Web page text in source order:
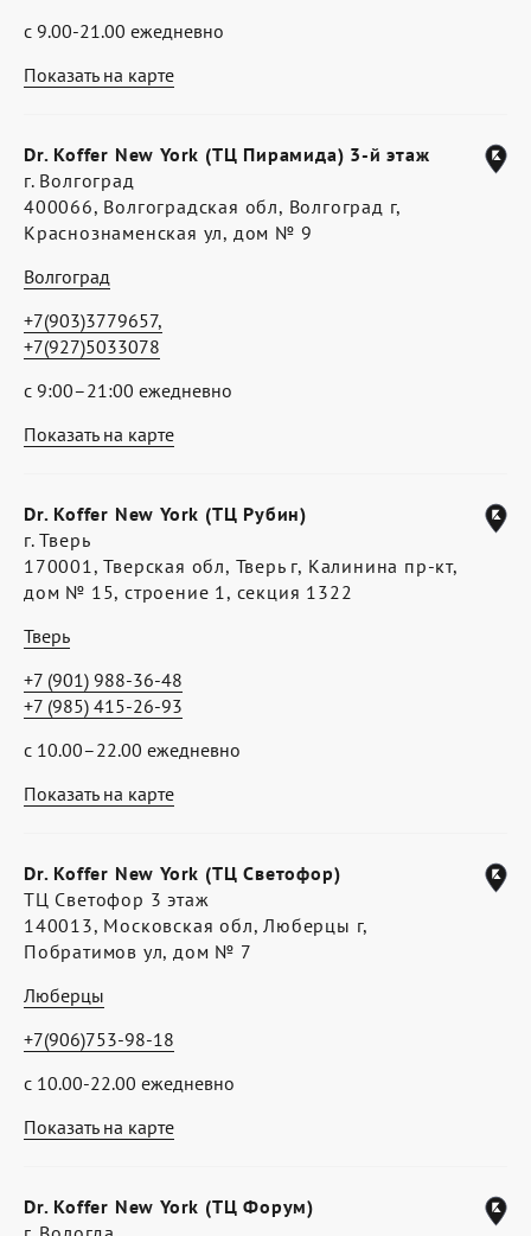
Показать на карте
с 9.00-21.00 ежедневно
Показать на карте
Dr. Koffer New York (ТЦ Пирамида) 3-й этаж
г. Волгоград
400066, Волгоградская обл, Волгоград г,
Краснознаменская ул, дом № 9
Волгоград
с 9:00–21:00 ежедневно
+7(903)3779657,
+7(927)5033078
Показать на карте
Dr. Koffer New York (ТЦ Рубин)
г. Тверь
170001, Тверская обл, Тверь г, Калинина пр-кт,
дом № 15, строение 1, секция 1322
Тверь
с 10.00–22.00 ежедневно
+7 (901) 988-36-48
+7 (985) 415-26-93
Показать на карте
Dr. Koffer New York (ТЦ Светофор)
ТЦ Светофор 3 этаж
140013, Московская обл, Люберцы г,
Побратимов ул, дом № 7
Люберцы
с 10.00-22.00 ежедневно
+7(906)753-98-18
Dr. Koffer New York (ТЦ Форум)